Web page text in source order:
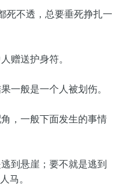
不透，总要垂死挣扎一
送护身符。
般是一个人被划伤。
，一般下面发生的事情
到悬崖；要不就是逃到
马。